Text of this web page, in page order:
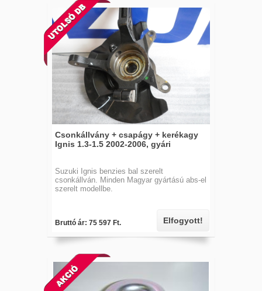
Csonkállvány + csapágy + kerékagy
Ignis 1.3-1.5 2002-2006, gyári
Suzuki Ignis benzies bal szerelt
csonkállván. Minden Magyar gyártású abs-el
szerelt modellbe.
Bruttó ár: 75 597 Ft. Elfogyott!